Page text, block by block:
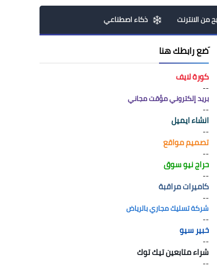
من الانترنت ذكاء اصطناعي
َضع رابطك هنا
كورة لايف
--
بريد إلكتروني مؤقت مجاني
--
انشاء ايميل
--
تصميم مواقع
--
حراج نيو سوق
--
كاميرات مراقبة
--
شركة تسليك مجاري بالرياض
--
خبير سيو
--
شراء متابعين تيك توك
--